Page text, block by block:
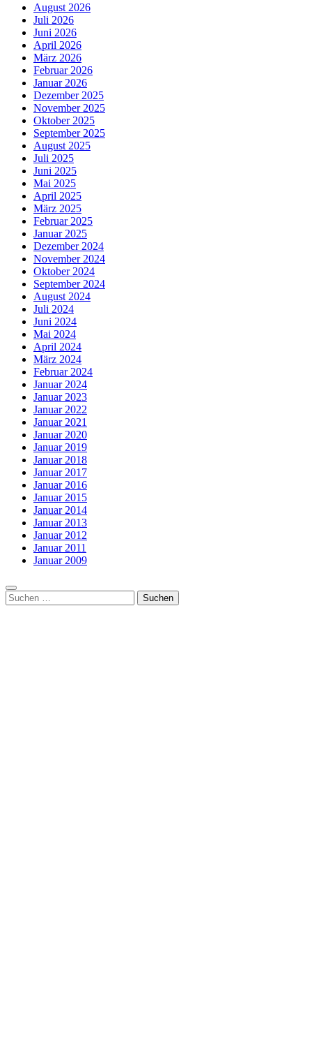
August 2026
Juli 2026
Juni 2026
April 2026
März 2026
Februar 2026
Januar 2026
Dezember 2025
November 2025
Oktober 2025
September 2025
August 2025
Juli 2025
Juni 2025
Mai 2025
April 2025
März 2025
Februar 2025
Januar 2025
Dezember 2024
November 2024
Oktober 2024
September 2024
August 2024
Juli 2024
Juni 2024
Mai 2024
April 2024
März 2024
Februar 2024
Januar 2024
Januar 2023
Januar 2022
Januar 2021
Januar 2020
Januar 2019
Januar 2018
Januar 2017
Januar 2016
Januar 2015
Januar 2014
Januar 2013
Januar 2012
Januar 2011
Januar 2009
Suchen
nach: